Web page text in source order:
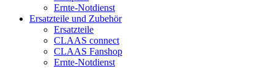
Ernte-Notdienst
Ersatzteile und Zubehör
Ersatzteile
CLAAS connect
CLAAS Fanshop
Ernte-Notdienst